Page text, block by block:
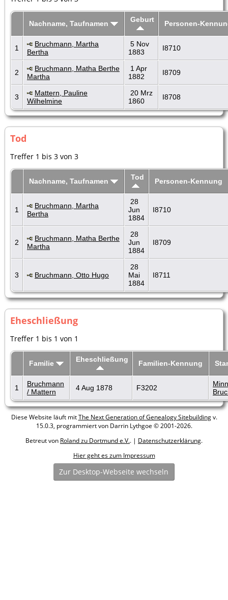
Nachname, Taufnamen Geburt Personen-
1
Bruchmann, Martha
Bertha
5 Nov
1883
I8710
2
Bruchmann, Matha Berthe
Martha
1 Apr
1882
I8709
3
Mattern, Pauline
Wilhelmine
20 Mrz
1860
I8708
Tod
Treffer 1 bis 3 von 3
Nachname, Taufnamen Tod Personen-Kennung
1
Bruchmann, Martha
Bertha
28
Jun
1884
I8710
2
Bruchmann, Matha Berthe
Martha
28
Jun
1884
I8709
3 Bruchmann, Otto Hugo
28
Mai
1884
I8711
Eheschließung
Treffer 1 bis 1 von 1
Familie Eheschließung Familien-Kennung
1
Bruchmann
/ Mattern
4 Aug 1878 F3202
Diese Website läuft mitThe Next Generation of Genealogy Sitebuildingv.
15.0.3, programmiert von Darrin Lythgoe © 2001-2026.
Betreut von Roland zu Dortmund e.V.. | Datenschutzerklärung.
Hier geht es zum Impressum
Zur Desktop-Webseite wechseln